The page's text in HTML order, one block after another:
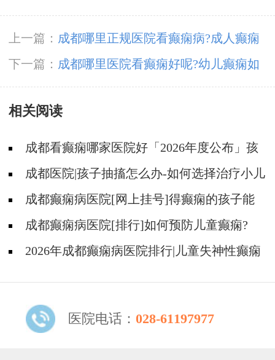
上一篇： ​成都哪里正规医院看癫痫病?成人癫痫
常见症状有什么?
下一篇： 成都哪里医院看癫痫好呢?幼儿癫痫如
何诊断?
相关阅读
成都看癫痫哪家医院好「2026年度公布」孩
子肚子疼当心是癫痫作祟!
成都医院|孩子抽搐怎么办-如何选择治疗小儿
癫痫的方式?
成都癫痫病医院[网上挂号]得癫痫的孩子能
正常上学吗?
成都癫痫病医院[排行]如何预防儿童癫痫?
2026年成都癫痫病医院排行|儿童失神性癫痫
医院电话： 028-61197977